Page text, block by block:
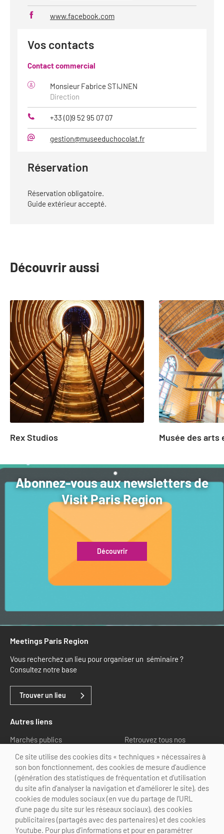
Site
web
www.facebook.com
Vos contacts
Contact commercial
Monsieur Fabrice STIJNEN
Direction
Téléphone
+33 (0)9 52 95 07 07
gestion@museeduchocolat.fr
Réservation
Réservation obligatoire.
Guide extérieur accepté.
Découvrir aussi
slide
1
to
of
25
Rex Studios Musée des
Abonnez-vous aux newsletters de
Visit Paris Region
Découvrir
Meetings Paris Region
Vous recherchez un lieu pour organiser un séminaire ?
Consultez notre base
Trouver un lieu
Autres liens
Marchés publics
Retrouvez tous nos
Nous suivre
Ce site utilise des cookies dits « techniques » nécessaires à
son bon fonctionnement, des cookies de mesure d’audience
(génération des statistiques de fréquentation et d’utilisation
du site afin d’analyser la navigation et d’améliorer le site), des
cookies de modules sociaux (en vue du partage de l’URL
d’une page du site sur les réseaux sociaux), des cookies
publicitaires (partagés avec des partenaires) et des cookies
Youtube. Pour plus d’informations et pour en paramétrer